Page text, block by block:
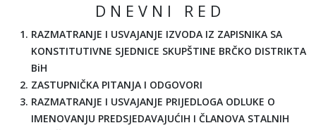
D N E V N I R E D
RAZMATRANJE I USVAJANJE IZVODA IZ ZAPISNIKA SA
KONSTITUTIVNE SJEDNICE SKUPŠTINE BRČKO DISTRIKTA
BiH
ZASTUPNIČKA PITANJA I ODGOVORI
RAZMATRANJE I USVAJANJE PRIJEDLOGA ODLUKE O
IMENOVANJU PREDSJEDAVAJUĆIH I ČLANOVA STALNIH